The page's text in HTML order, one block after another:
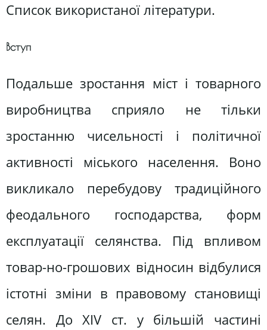
Список використаної літератури.
Вступ
Подальше зростання міст і товарного
виробництва сприяло не тільки
зростанню чисельності і політичної
активності міського населення. Воно
викликало перебудову традиційного
феодального господарства, форм
експлуатації селянства. Під впливом
товар-но-грошових відносин відбулися
істотні зміни в правовому становищі
селян. До XIV ст. у більшій частині